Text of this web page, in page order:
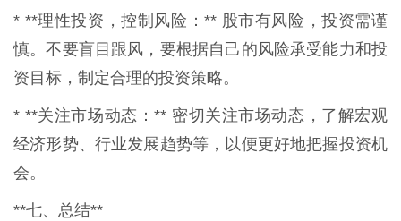
* **理性投资，控制风险：** 股市有风险，投资需谨
慎。不要盲目跟风，要根据自己的风险承受能力和投
资目标，制定合理的投资策略。
* **关注市场动态：** 密切关注市场动态，了解宏观
经济形势、行业发展趋势等，以便更好地把握投资机
会。
**七、总结**